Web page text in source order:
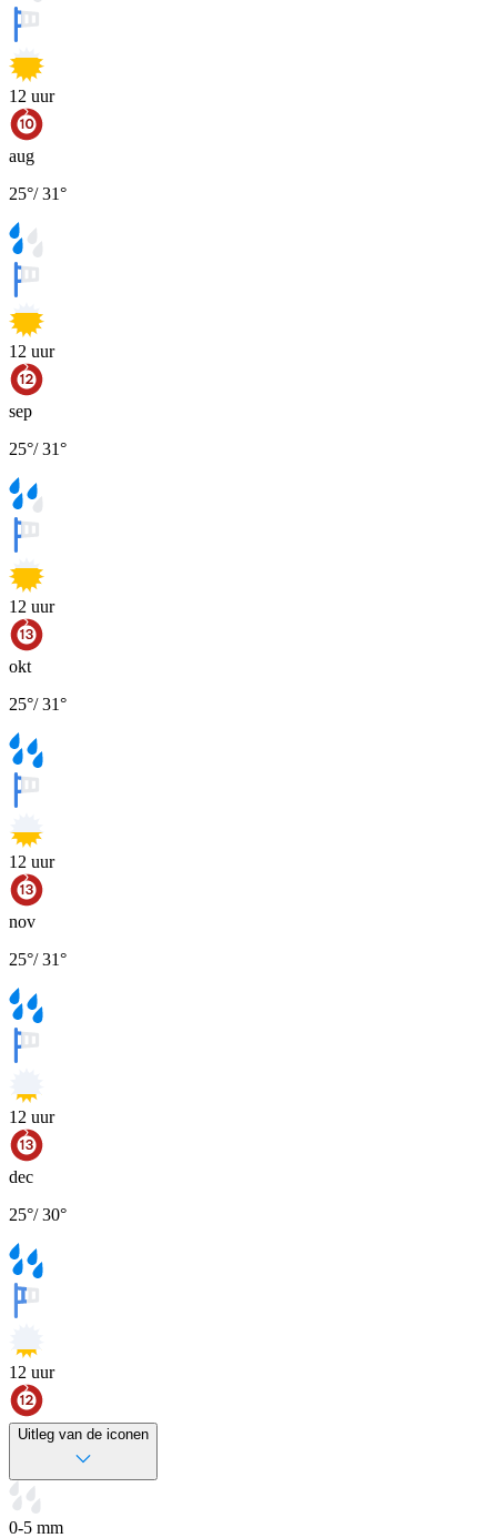
12 uur
aug
25°/31°
12 uur
sep
25°/31°
12 uur
okt
25°/31°
12 uur
nov
25°/31°
12 uur
dec
25°/30°
12 uur
Uitleg van de iconen
0-5 mm